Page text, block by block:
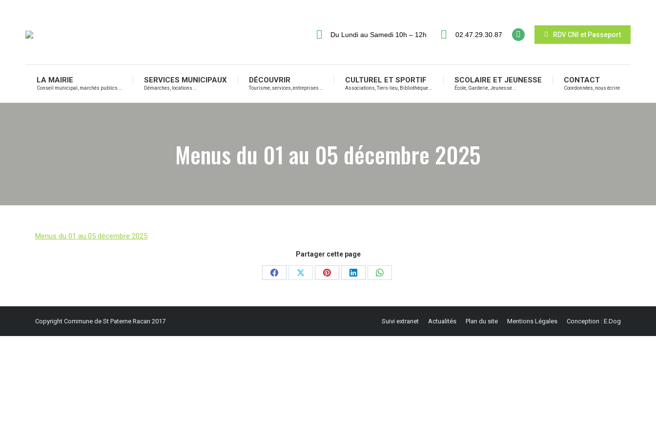
Du Lundi au Samedi 10h – 12h 02.47.29.30.87 RDV CNI et Passeport
LA MAIRIE
Conseil municipal, marchés publics …
SERVICES MUNICIPAUX
Démarches, locations …
DÉCOUVRIR
Tourisme, services, entreprises …
CULTUREL ET SPORTIF
Associations, Tiers-lieu, Bibliothèque …
SCOLAIRE ET JEUNESSE
École, Garderie, Jeunesse …
CONTACT
Coordonnées, nous écrire
Menus du 01 au 05 décembre 2025
Menus du 01 au 05 décembre 2025
Partager cette page
Partager
Facebook
Partager
X
Partager
Pinterest
Partager
LinkedIn
Partager
WhatsApp
Copyright Commune de St Paterne Racan 2017 Suivi extranet Actualités Plan du site Mentions Légales Conception : E.Dog